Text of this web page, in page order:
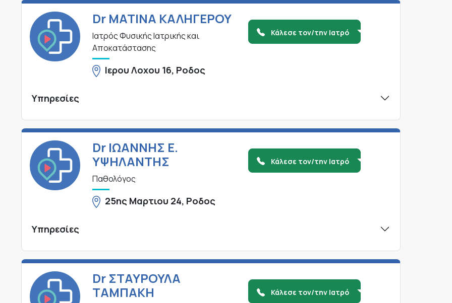
Dr ΜΑΤΙΝΑ ΚΑΛΗΓΕΡΟΥ
Ιατρός Φυσικής Ιατρικής και
Αποκατάστασης
Ιερου Λοχου 16, Ροδος
Κάλεσε τον/την Ιατρό
Υπηρεσίες
Dr ΙΩΑΝΝΗΣ Ε.
ΥΨΗΛΑΝΤΗΣ
Παθολόγος
25ης Μαρτιου 24, Ροδος
Κάλεσε τον/την Ιατρό
Υπηρεσίες
Dr ΣΤΑΥΡΟΥΛΑ
ΤΑΜΠΑΚΗ
Κάλεσε τον/την Ιατρό